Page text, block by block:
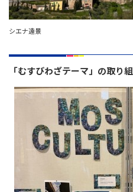
シエナ遠景
「むすびわざテーマ」の取り